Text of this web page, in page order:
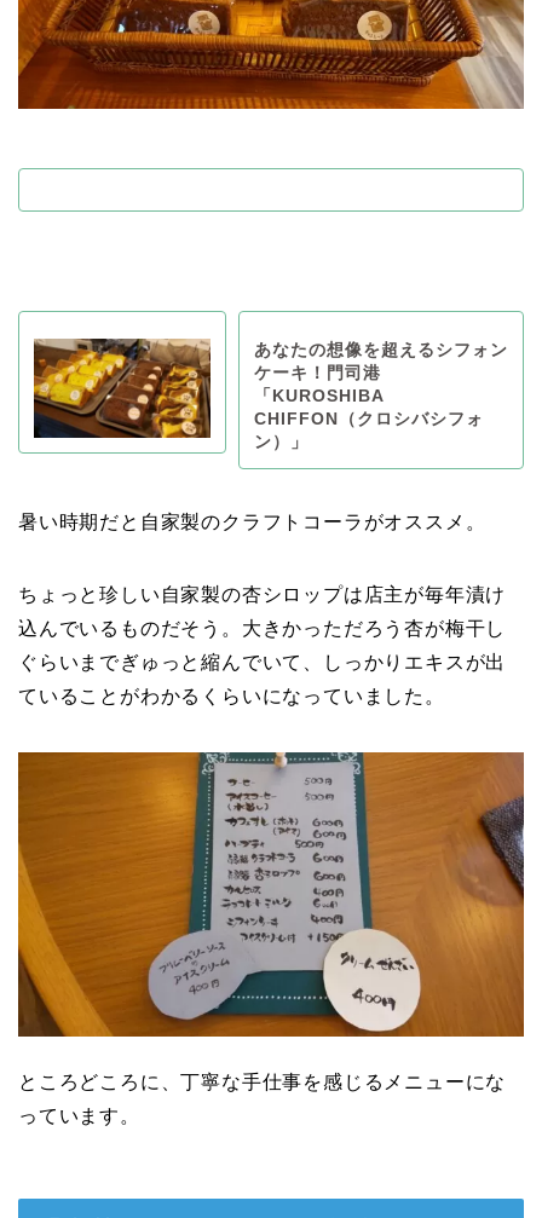
あなたの想像を超えるシフォン
ケーキ！門司港
「KUROSHIBA
CHIFFON（クロシバシフォ
ン）」
暑い時期だと自家製のクラフトコーラがオススメ。
ちょっと珍しい自家製の杏シロップは店主が毎年漬け
込んでいるものだそう。大きかっただろう杏が梅干し
ぐらいまでぎゅっと縮んでいて、しっかりエキスが出
ていることがわかるくらいになっていました。
ところどころに、丁寧な手仕事を感じるメニューにな
っています。